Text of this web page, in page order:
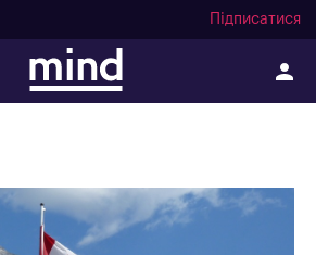
Підписатися